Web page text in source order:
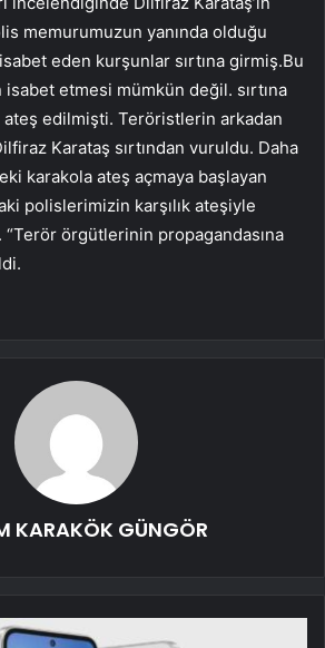
memurumuzun yanında olduğu
eden kurşunlar sırtına girmiş.Bu
etmesi mümkün değil. sırtına
ateş edilmişti. Teröristlerin arkadan
Karataş sırtından vuruldu. Daha
karakola ateş açmaya başlayan
polislerimizin karşılık ateşiyle
örgütlerinin propagandasına
KARAKÖK GÜNGÖR